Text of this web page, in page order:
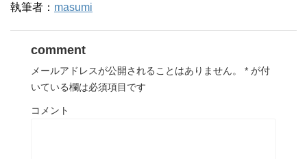
執筆者： masumi
comment
メールアドレスが公開されることはありません。 * が付
いている欄は必須項目です
コメント